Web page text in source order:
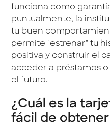
funciona como
puntualmente, la
tu buen
permite "estrenar" tu
positiva y construir el
acceder a préstamos
el futuro.
¿Cuál es la
fácil de obtener